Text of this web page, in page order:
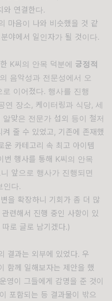
와 연결한다.
마음이 나와 비슷했을 것 같
분야에서 일인자가 될 것이다.
한 K씨의 안목 덕분에 긍정적
음악성과 전문성에서 오
로 이어졌다. 행사를 진행
연 장소 , 케이터링과 식당, 세
알맞은 전문가 섭외 등이 철저
켜 줄 수 있었고, 기존에 존재했
운 카테고리 속 최고 아이템
번 행사를 통해 K씨의 안목
앞으로 행사가 진행되면
인다.
을 확장하니 기회가 좀 더 많
관련해서 진행 중인 사항이
있
따로 글로 남기겠다.)
결과는 외부에 있었다. 우
함께 일해보자는 제안을 했
운영이 그들에게 감명을 준 것이
포함되는 등 결과물이 밖으